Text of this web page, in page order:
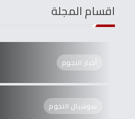
اقسام المجلة
أخبار النجوم
سوشيال النجوم